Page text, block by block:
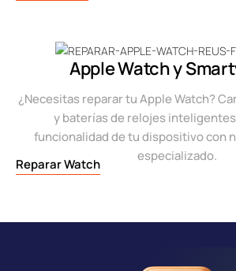
Apple Watch y
¿Necesitas reparar tu Apple Watch?
y baterías de relojes
funcionalidad de tu dispositivo con
especializado.
Reparar Watch